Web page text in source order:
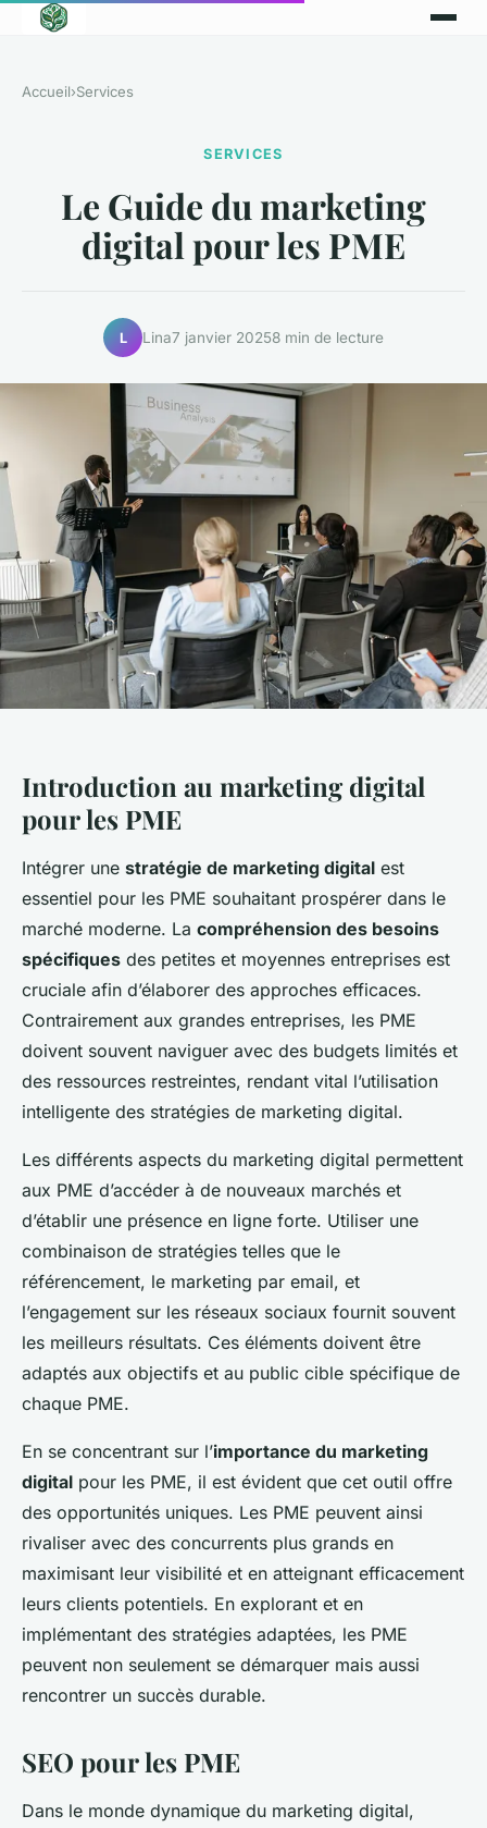
Accueil›Services
SERVICES
Le Guide du marketing
digital pour les PME
L Lina7 janvier 20258 min de lecture
Introduction au marketing digital
pour les PME
Intégrer une stratégie de marketing digital est
essentiel pour les PME souhaitant prospérer dans le
marché moderne. La compréhension des besoins
spécifiques des petites et moyennes entreprises est
cruciale afin d’élaborer des approches efficaces.
Contrairement aux grandes entreprises, les PME
doivent souvent naviguer avec des budgets limités et
des ressources restreintes, rendant vital l’utilisation
intelligente des stratégies de marketing digital.
Les différents aspects du marketing digital permettent
aux PME d’accéder à de nouveaux marchés et
d’établir une présence en ligne forte. Utiliser une
combinaison de stratégies telles que le
référencement, le marketing par email, et
l’engagement sur les réseaux sociaux fournit souvent
les meilleurs résultats. Ces éléments doivent être
adaptés aux objectifs et au public cible spécifique de
chaque PME.
En se concentrant sur l’importance du marketing
digital pour les PME, il est évident que cet outil offre
des opportunités uniques. Les PME peuvent ainsi
rivaliser avec des concurrents plus grands en
maximisant leur visibilité et en atteignant efficacement
leurs clients potentiels. En explorant et en
implémentant des stratégies adaptées, les PME
peuvent non seulement se démarquer mais aussi
rencontrer un succès durable.
SEO pour les PME
Dans le monde dynamique du marketing digital,